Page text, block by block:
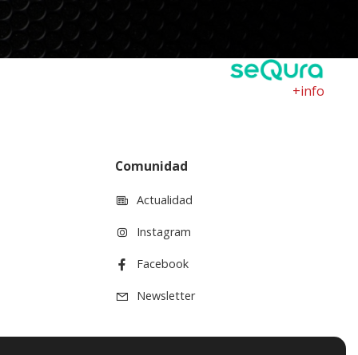
+info
Comunidad
Actualidad
Instagram
Facebook
Newsletter